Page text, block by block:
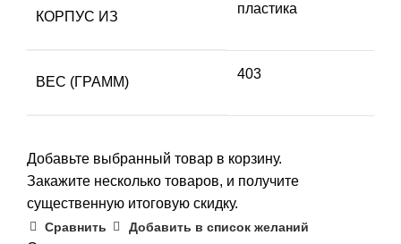
КОРПУС ИЗ
пластика
ВЕС (ГРАММ)
403
Добавьте выбранный товар в корзину.
Закажите несколько товаров, и получите
существенную итоговую скидку.
Сравнить Добавить в список желаний